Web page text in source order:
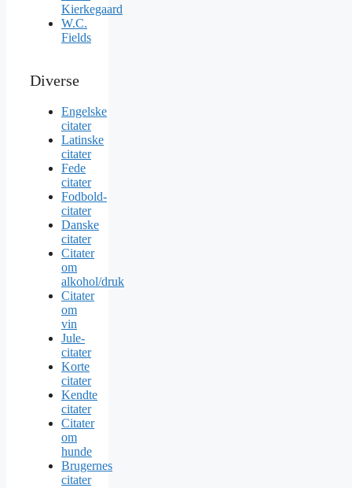
Kierkegaard
W.C.
Fields
Diverse
Engelske
citater
Latinske
citater
Fede
citater
Fodbold-
citater
Danske
citater
Citater
om
alkohol/druk
Citater
om
vin
Jule-
citater
Korte
citater
Kendte
citater
Citater
om
hunde
Brugernes
citater